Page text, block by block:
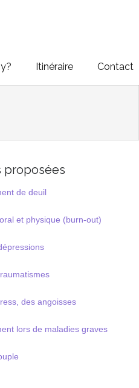
Itinéraire Contact
proposées
de deuil
et physique (burn-out)
des angoisses
lors de maladies graves